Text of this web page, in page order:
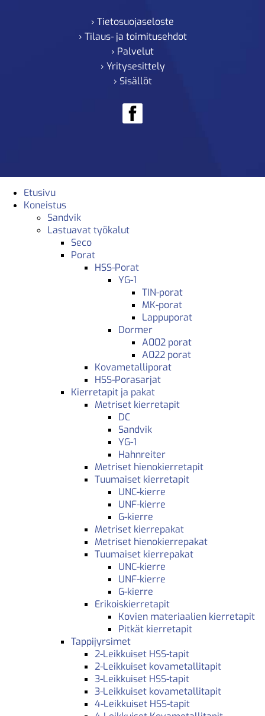
› Tietosuojaseloste
› Tilaus- ja toimitusehdot
› Palvelut
› Yritysesittely
› Sisällöt
Etusivu
Koneistus
Sandvik
Lastuavat työkalut
Seco
Porat
HSS-Porat
YG-1
TIN-porat
MK-porat
Lappuporat
Dormer
A002 porat
A022 porat
Kovametalliporat
HSS-Porasarjat
Kierretapit ja pakat
Metriset kierretapit
DC
Sandvik
YG-1
Hahnreiter
Metriset hienokierretapit
Tuumaiset kierretapit
UNC-kierre
UNF-kierre
G-kierre
Metriset kierrepakat
Metriset hienokierrepakat
Tuumaiset kierrepakat
UNC-kierre
UNF-kierre
G-kierre
Erikoiskierretapit
Kovien materiaalien kierretapit
Pitkät kierretapit
Tappijyrsimet
2-Leikkuiset HSS-tapit
2-Leikkuiset kovametallitapit
3-Leikkuiset HSS-tapit
3-Leikkuiset kovametallitapit
4-Leikkuiset HSS-tapit